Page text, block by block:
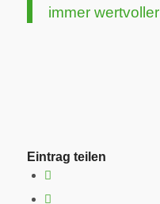
immer wertvoller
Eintrag teilen